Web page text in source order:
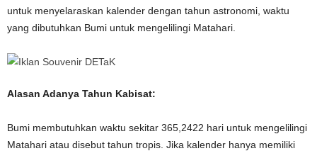
untuk menyelaraskan kalender dengan tahun astronomi, waktu
yang dibutuhkan Bumi untuk mengelilingi Matahari.
Alasan Adanya Tahun Kabisat:
Bumi membutuhkan waktu sekitar 365,2422 hari untuk mengelilingi
Matahari atau disebut tahun tropis. Jika kalender hanya memiliki